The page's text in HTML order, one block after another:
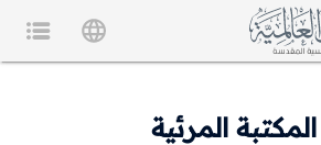
المكتبة المرئية